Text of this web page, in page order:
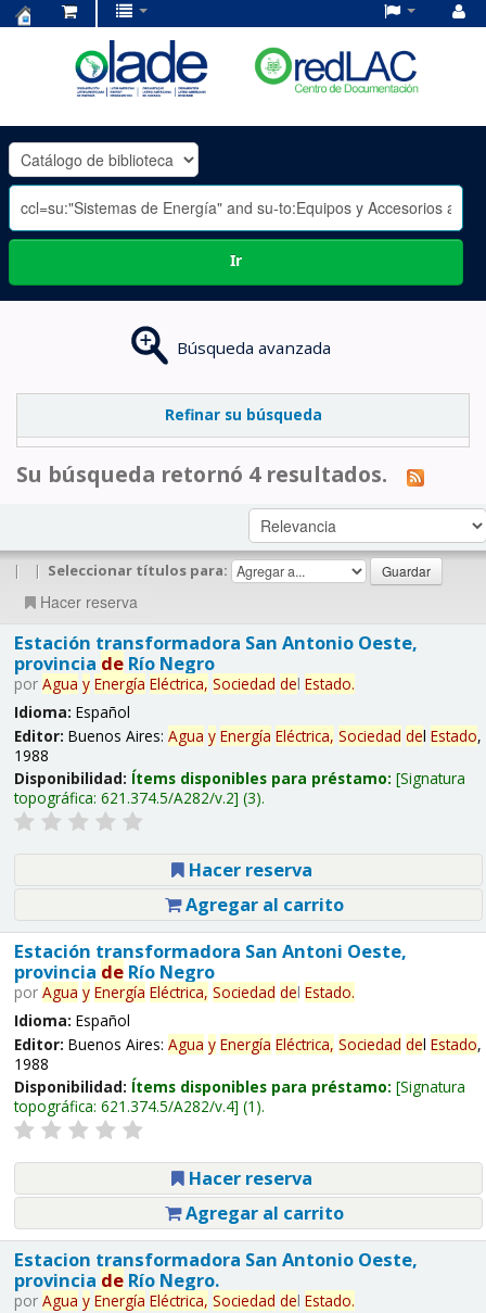
OLADE
-
Ir
Búsqueda avanzada
Refinar su búsqueda
Su búsqueda retornó 4 resultados.
| | Seleccionar títulos para:
Hacer reserva
Estación transformadora San Antonio Oeste,
provincia deRío Negro
por Agua y Energía Eléctrica, Sociedad del Estado.
Idioma: Español
Editor: Buenos Aires: Agua y Energía Eléctrica, Sociedad del Estado,
1988
Disponibilidad: Ítems disponibles para préstamo: Signatura
topográfica: 621.374.5/A282/v.2 (3).
Hacer reserva
Agregar al carrito
Estación transformadora San Antoni Oeste,
provincia deRío Negro
por Agua y Energía Eléctrica, Sociedad del Estado.
Idioma: Español
Editor: Buenos Aires: Agua y Energía Eléctrica, Sociedad del Estado,
1988
Disponibilidad: Ítems disponibles para préstamo: Signatura
topográfica: 621.374.5/A282/v.4 (1).
Hacer reserva
Agregar al carrito
Estacion transformadora San Antonio Oeste,
provincia deRío Negro.
por Agua y Energía Eléctrica, Sociedad del Estado.